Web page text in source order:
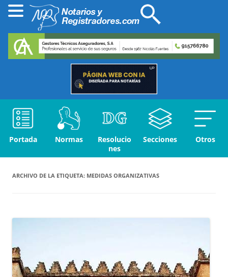
Portada Normas
Resolucio
nes
Secciones Otros
ARCHIVO DE LA ETIQUETA: MEDIDAS ORGANIZATIVAS